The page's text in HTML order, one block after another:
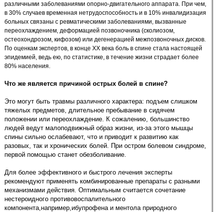
различными заболеваниями опорно-двигательного аппарата. При чем,
в 30% случаев временная нетрудоспособность и в 10% инвалидизация
больных связаны с ревматическими заболеваниями, вызванные
переохлаждением, деформацией позвоночника (сколиозом,
остеохондрозом, кифозом) или дегенерацией межпозвоночных дисков.
По оценкам экспертов, в конце ХХ века боль в спине стала настоящей
эпидемией, ведь ею, по статистике, в течение жизни страдает более
80% населения.
Что же является причиной острых болей в спине?
Это могут быть травмы различного характера: подъем слишком
тяжелых предметов, длительное пребывание в сидячем
положении или переохлаждение. К сожалению, большинство
людей ведут малоподвижный образ жизни, из-за этого мышцы
спины сильно ослабевают, что и приводит к развитию как
разовых, так и хронических болей. При остром болевом синдроме,
первой помощью станет обезболивание.
Для более эффективного и быстрого лечения эксперты
рекомендуют применять комбинированные препараты с разными
механизмами действия. Оптимальным считается сочетание
нестероидного противовоспалительного
компонента,например,ибупрофена и ментола природного